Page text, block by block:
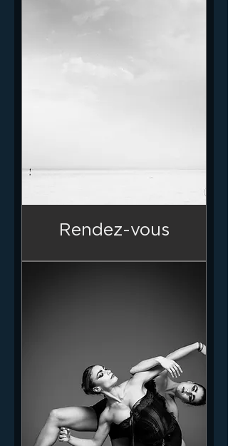
Rendez-vous